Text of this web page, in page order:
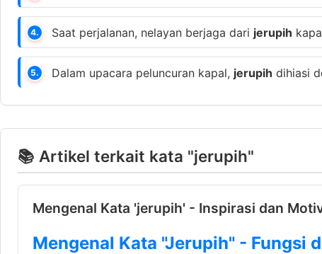
4. Saat perjalanan, nelayan berjaga dari jerupih
5. Dalam upacara peluncuran kapal, jerupih dihiasi
📚 Artikel terkait kata "jerupih"
Mengenal Kata 'jerupih' - Inspirasi dan
Mengenal Kata "Jerupih" - Fungsi